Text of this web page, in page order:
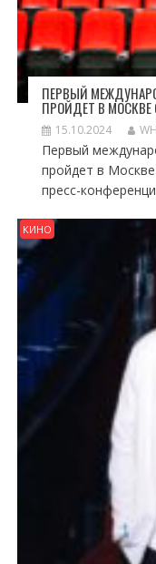
ПЕРВЫЙ
ПРОЙДЕТ В МОСКВЕ
15.10.2024
Первый
пройдет в
пресс-
КИНО